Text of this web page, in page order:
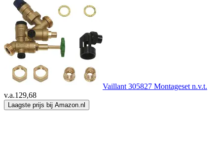
Vaillant 305827 Montageset n.v.t.
v.a.129,68
Laagste prijs bij Amazon.nl